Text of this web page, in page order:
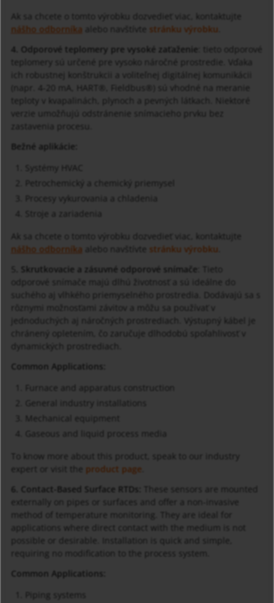
Ak sa chcete o tomto výrobku dozvedieť viac, kontaktujte
nášho odborníka alebo navštívte stránku výrobku
4. Odporové teplomery pre vysoké zaťaženie : tieto odporové
teplomery sú určené pre vysoko náročné prostredie. Vďaka
ich robustnej konštrukcii a voliteľnej digitálnej komunikácii
(napr. 4-20 mA, HART®, Fieldbus®) sú vhodné na meranie
teploty v kvapalinách, plynoch a pevných látkach. Niektoré
verzie umožňujú odstránenie snímacieho prvku bez
zastavenia procesu.
Bežné aplikácie:
Systémy HVAC
Petrochemický a chemický priemysel
Procesy vykurovania a chladenia
Ak sa chcete o tomto výrobku dozvedieť viac, kontaktujte
nášho odborníka alebo navštívte stránku výrobku
. Skrutkovacie a zásuvné odporové snímače
odporové snímače majú dlhú životnosť a sú ideálne do
suchého aj vlhkého priemyselného prostredia. Dodávajú sa s
rôznymi možnosťami závitov a môžu sa používať v
jednoduchých aj náročných prostrediach. Výstupný kábel je
chránený opletením, čo zaručuje dlhodobú spoľahlivosť v
dynamických prostrediach.
Common Applications:
General industry installations
Mechanical equipment
To know more about this product, speak to our industry
expert or visit the product page
6. Contact-Based Surface RTDs:
externally on pipes or surfaces and offer a non-invasive
method of temperature monitoring. They are ideal for
applications where direct contact with the medium is not
possible or desirable. Installation is quick and simple,
requiring no modification to the process system.
Common Applications:
Piping systems